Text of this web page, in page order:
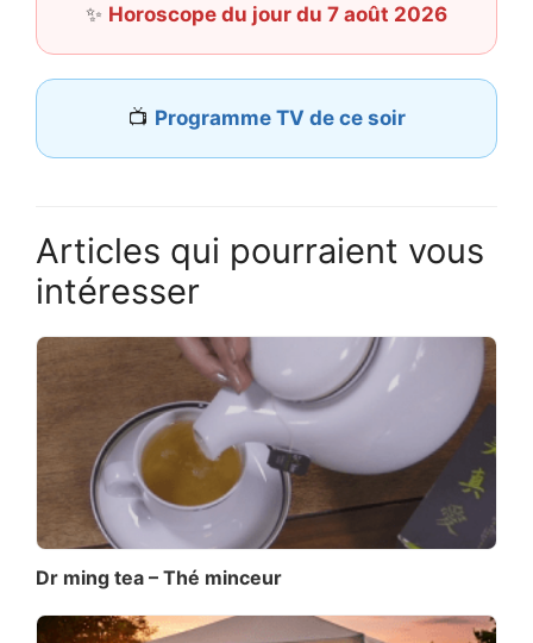
✨ Horoscope du jour du 7 août 2026
📺 Programme TV de ce soir
Articles qui pourraient vous
intéresser
Dr ming tea – Thé minceur